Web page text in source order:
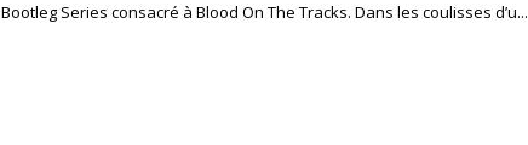
Bootleg Series consacré à Blood On The Tracks. Dans les coulisses d’u...